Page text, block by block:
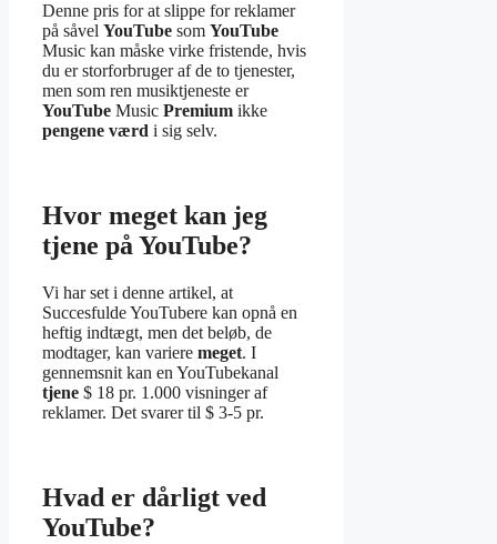
Denne pris for at slippe for reklamer
på såvel YouTube som YouTube
Music kan måske virke fristende, hvis
du er storforbruger af de to tjenester,
men som ren musiktjeneste er
YouTube Music Premium ikke
pengene værd i sig selv.
Hvor meget kan jeg
tjene på YouTube?
Vi har set i denne artikel, at
Succesfulde YouTubere kan opnå en
heftig indtægt, men det beløb, de
modtager, kan variere meget. I
gennemsnit kan en YouTubekanal
tjene $ 18 pr. 1.000 visninger af
reklamer. Det svarer til $ 3-5 pr.
Hvad er dårligt ved
YouTube?